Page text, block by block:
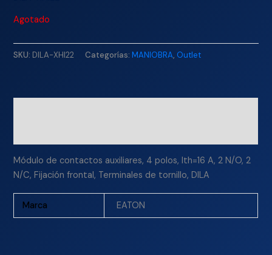
Agotado
SKU: DILA-XHI22 Categorías:MANIOBRA, Outlet
Módulo de contactos auxiliares, 4 polos, Ith=16 A, 2 N/O, 2
N/C, Fijación frontal, Terminales de tornillo, DILA
Marca EATON